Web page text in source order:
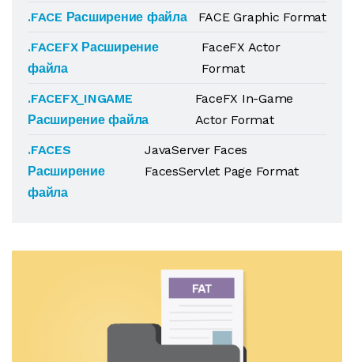
.FACE Расширение файла
FACE Graphic Format
.FACEFX Расширение
файла
FaceFX Actor
Format
.FACEFX_INGAME
Расширение файла
FaceFX In-Game
Actor Format
.FACES
Расширение
файла
JavaServer Faces
FacesServlet Page Format